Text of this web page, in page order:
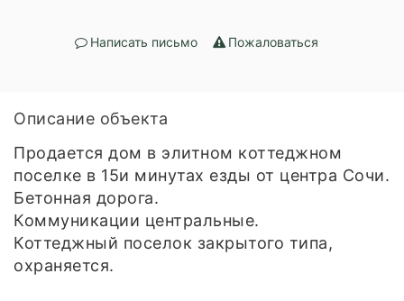
Написать письмо Пожаловаться
Описание объекта
Продается дом в элитном коттеджном
поселке в 15и минутах езды от центра Сочи.
Бетонная дорога.
Коммуникации центральные.
Коттеджный поселок закрытого типа,
охраняется.